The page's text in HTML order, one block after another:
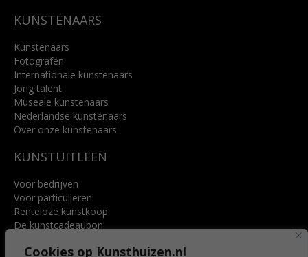
Cookies op Kunsthuizen.nl
KUNSTENAARS
Kunstenaars
Fotografen
Internationale kunstenaars
Jong talent
Museale kunstenaars
Nederlandse kunstenaars
Over onze kunstenaars
KUNSTUITLEEN
Voor bedrijven
Voor particulieren
Renteloze kunstkoop
De kunstcadeaubon
Voordelen